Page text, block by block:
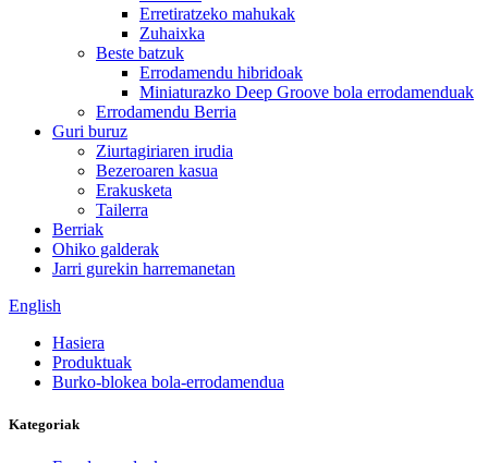
Erretiratzeko mahukak
Zuhaixka
Beste batzuk
Errodamendu hibridoak
Miniaturazko Deep Groove bola errodamenduak
Errodamendu Berria
Guri buruz
Ziurtagiriaren irudia
Bezeroaren kasua
Erakusketa
Tailerra
Berriak
Ohiko galderak
Jarri gurekin harremanetan
English
Hasiera
Produktuak
Burko-blokea bola-errodamendua
Kategoriak